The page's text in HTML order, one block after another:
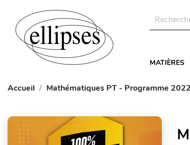
MATIÈRES
Accueil Mathématiques PT - Programme 2022